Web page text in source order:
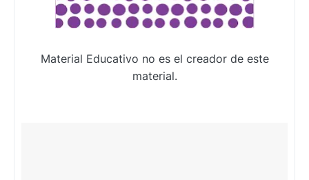
Material Educativo no es el creador de este
material.